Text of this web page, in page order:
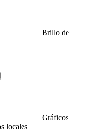
Brillo de
Gráficos
locales